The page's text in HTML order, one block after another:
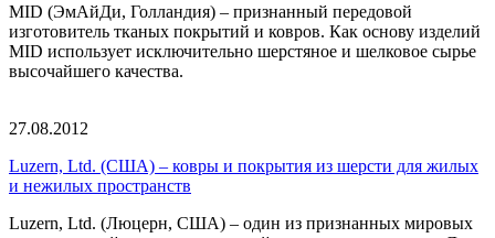
MID (ЭмАйДи, Голландия) – признанный передовой
изготовитель тканых покрытий и ковров. Как основу изделий
MID использует исключительно шерстяное и шелковое сырье
высочайшего качества.
27.08.2012
Luzern, Ltd. (США) – ковры и покрытия из шерсти для жилых
и нежилых пространств
Luzern, Ltd. (Люцерн, США) – один из признанных мировых